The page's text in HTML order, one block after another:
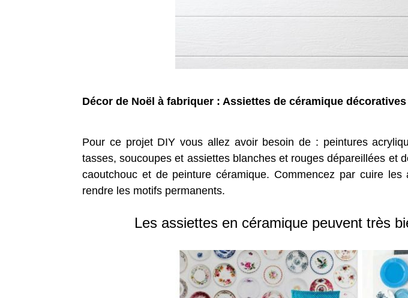
Décor de Noël à fabriquer : Assiettes de céramique décoratives
Pour ce projet DIY vous allez avoir besoin de : peintures
tasses, soucoupes et assiettes blanches et rouges dépareillées et
caoutchouc et de peinture céramique. Commencez par cuire
rendre les motifs permanents.
Les assiettes en céramique peuvent très